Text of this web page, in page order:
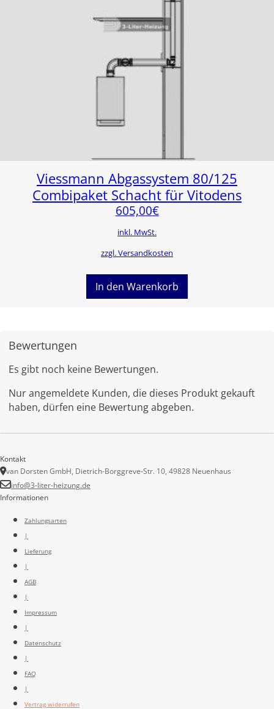
Viessmann Abgassystem 80/125
Combipaket Schacht für Vitodens
605,00€
inkl. MwSt.
zzgl. Versandkosten
In den Warenkorb
Bewertungen
Es gibt noch keine Bewertungen.
Nur angemeldete Kunden, die dieses Produkt gekauft
haben, dürfen eine Bewertung abgeben.
Informationen
Zahlungsarten
|
Lieferung
|
AGB
|
Impressum
|
Datenschutz
|
FAQ
|
Vertrag widerrufen
Kontakt
van Dorsten GmbH, Dietrich-Borggreve-Str. 10, 49828 Neuenhaus
info@3-liter-heizung.de